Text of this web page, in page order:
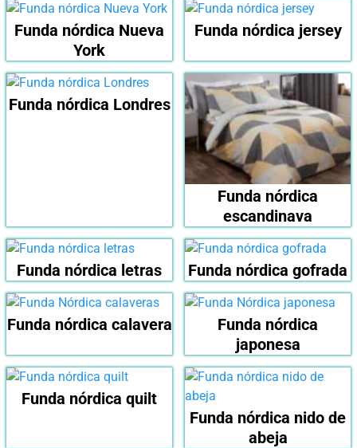
Funda nórdica Nueva
York
Funda nórdica jersey
Funda nórdica Londres
Funda nórdica
escandinava
Funda nórdica letras Funda nórdica gofrada
Funda nórdica calavera
Funda nórdica
japonesa
Funda nórdica quilt
Funda nórdica nido de
abeja